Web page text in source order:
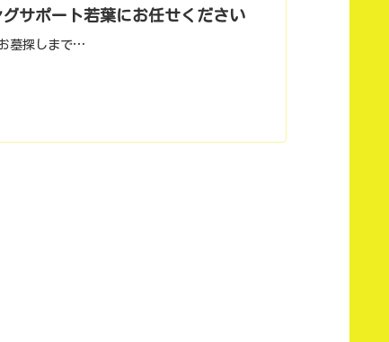
サポート若葉にお任せください
墓探しまで…